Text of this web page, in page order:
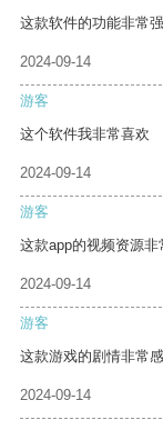
这款软件的功能非常
2024-09-14
游客
这个软件我非常喜欢
2024-09-14
游客
这款app的视频资源非
2024-09-14
游客
这款游戏的剧情非常
2024-09-14